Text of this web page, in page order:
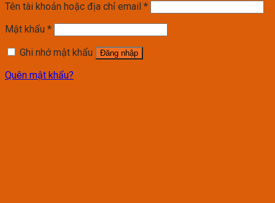
Tên tài khoản hoặc địa chỉ email *
Mật khẩu *
Ghi nhớ mật khẩu
Đăng nhập
Quên mật khẩu?